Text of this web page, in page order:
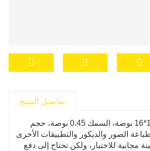
تفاصيل المنتج
المواصفات 12*16 بوصة، السمك 0.45 بوصة، حجم
الصور والديكور والتطبيقات الأخرى
مجانية للاختبار، ولكن تحتاج إلى دفع